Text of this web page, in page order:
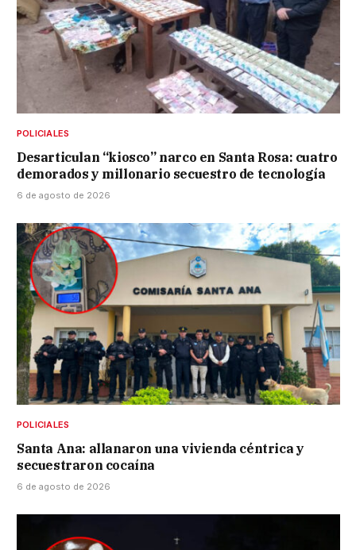
POLICIALES
Desarticulan “kiosco” narco en Santa Rosa: cuatro
demorados y millonario secuestro de tecnología
6 de agosto de 2026
POLICIALES
Santa Ana: allanaron una vivienda céntrica y
secuestraron cocaína
6 de agosto de 2026